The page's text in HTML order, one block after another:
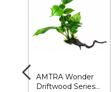
AMTRA Wonder
Driftwood Series